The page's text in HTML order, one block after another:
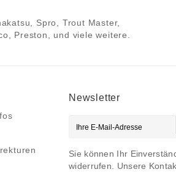
Spro, Trout Master,
Preston, und viele weitere.
Newsletter
Sie können Ihr
widerrufen. Unsere